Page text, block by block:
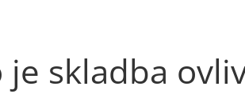
je skladba